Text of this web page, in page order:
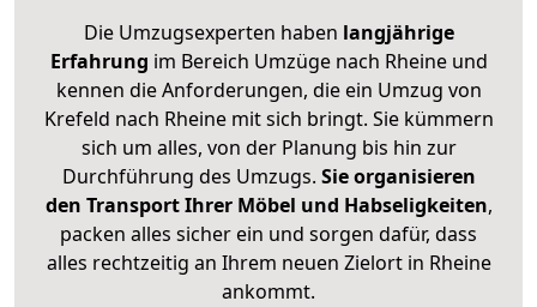
Die Umzugsexperten haben langjährige
Erfahrung im Bereich Umzüge nach Rheine und
kennen die Anforderungen, die ein Umzug von
Krefeld nach Rheine mit sich bringt. Sie kümmern
sich um alles, von der Planung bis hin zur
Durchführung des Umzugs. Sie organisieren
den Transport Ihrer Möbel und Habseligkeiten,
packen alles sicher ein und sorgen dafür, dass
alles rechtzeitig an Ihrem neuen Zielort in Rheine
ankommt.